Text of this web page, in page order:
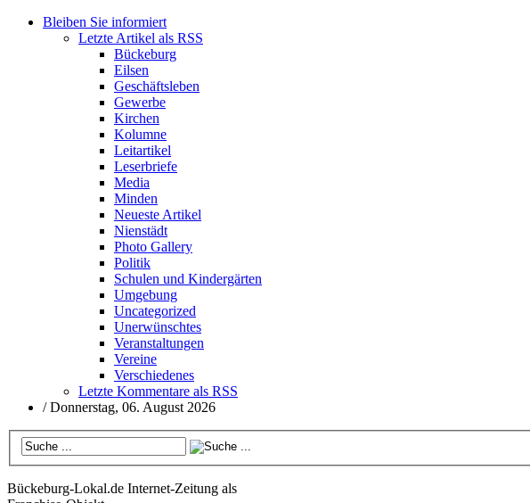
Bleiben Sie informiert
Letzte Artikel als RSS
Bückeburg
Eilsen
Geschäftsleben
Gewerbe
Kirchen
Kolumne
Leitartikel
Leserbriefe
Media
Minden
Neueste Artikel
Nienstädt
Photo Gallery
Politik
Schulen und Kindergärten
Umgebung
Uncategorized
Unerwünschtes
Veranstaltungen
Vereine
Verschiedenes
Letzte Kommentare als RSS
/Donnerstag, 06. August 2026
Bückeburg-Lokal.de Internet-Zeitung als